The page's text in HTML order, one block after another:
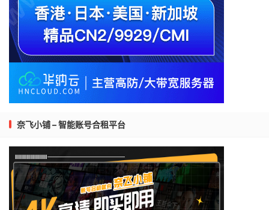
奈飞小铺 – 智能账号合租平台